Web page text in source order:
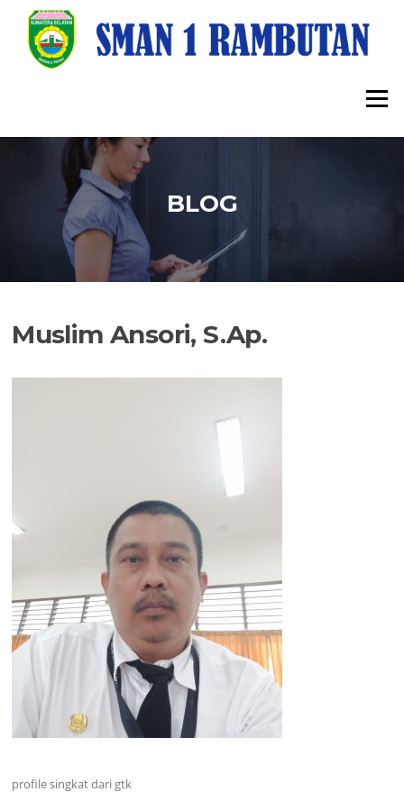
Lompat
konten
Menu
BLOG
Muslim Ansori, S.Ap.
profile singkat dari gtk